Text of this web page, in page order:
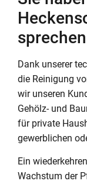
Dank unserer
die Reinigung
wir unseren
Gehölz- und
für private
gewerblichen
Ein
Wachstum der